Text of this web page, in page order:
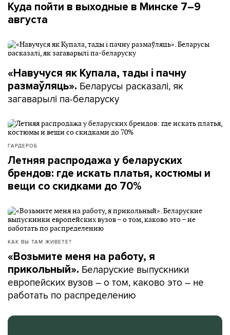
Куда пойти в выходные в Минске 7–9
августа
«Навучуся як Купала, тады і пачну
размаўляць». Беларусы расказалі, як
загаварылі па-беларуску
ГАРДЕРОБ
Летняя распродажа у беларуских
брендов: где искать платья, костюмы и
вещи со скидками до 70%
КАК ВЫ ТАМ ЖИВЕТЕ?
«Возьмите меня на работу, я
прикольный». Беларуские выпускники
европейских вузов – о том, каково это – не
работать по распределению